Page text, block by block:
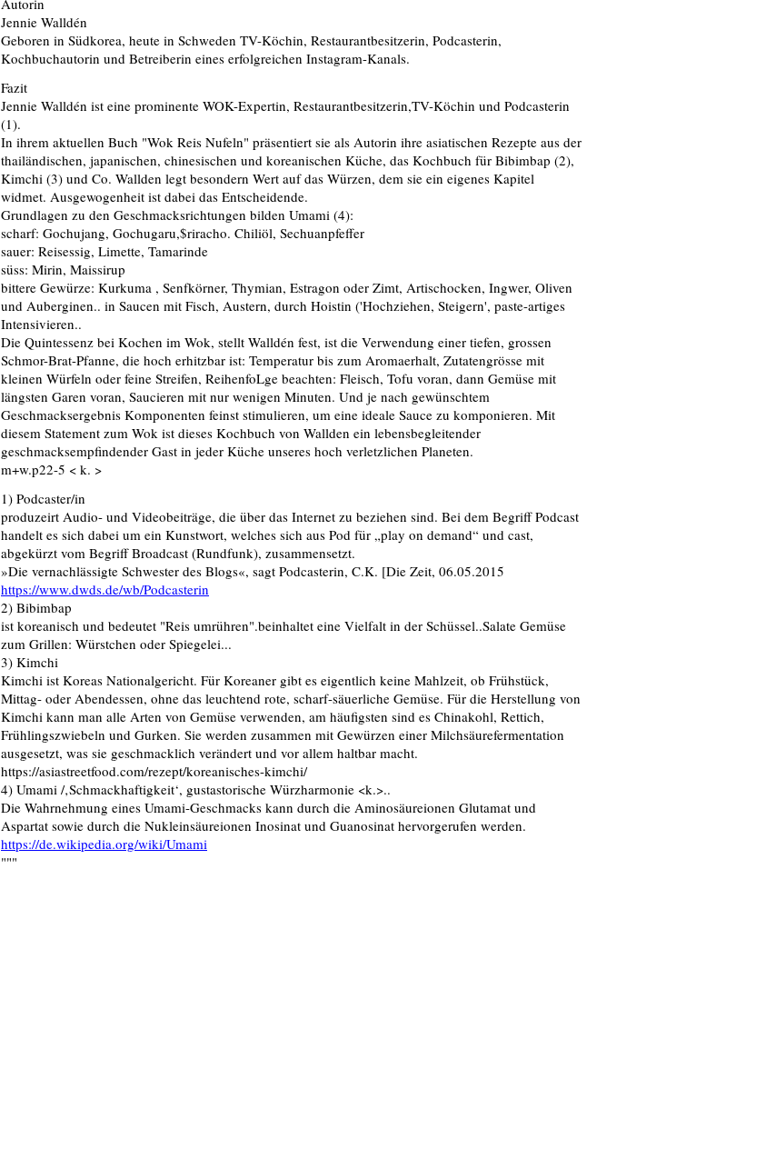
Autorin
Jennie Walldén
Geboren in Südkorea, heute in Schweden TV-Köchin, Restaurantbesitzerin, Podcasterin,
Kochbuchautorin und Betreiberin eines erfolgreichen Instagram-Kanals.
Fazit
Jennie Walldén ist eine prominente WOK-Expertin, Restaurantbesitzerin,TV-Köchin und Podcasterin
(1).
In ihrem aktuellen Buch "Wok Reis Nufeln" präsentiert sie als Autorin ihre asiatischen Rezepte aus der
thailändischen, japanischen, chinesischen und koreanischen Küche, das Kochbuch für Bibimbap (2),
Kimchi (3) und Co. Wallden legt besondern Wert auf das Würzen, dem sie ein eigenes Kapitel
widmet. Ausgewogenheit ist dabei das Entscheidende.
Grundlagen zu den Geschmacksrichtungen bilden Umami (4):
scharf: Gochujang, Gochugaru,$riracho. Chiliöl, Sechuanpfeffer
sauer: Reisessig, Limette, Tamarinde
süss: Mirin, Maissirup
bittere Gewürze: Kurkuma , Senfkörner, Thymian, Estragon oder Zimt, Artischocken, Ingwer, Oliven
und Auberginen.. in Saucen mit Fisch, Austern, durch Hoistin ('Hochziehen, Steigern', paste-artiges
Intensivieren..
Die Quintessenz bei Kochen im Wok, stellt Walldén fest, ist die Verwendung einer tiefen, grossen
Schmor-Brat-Pfanne, die hoch erhitzbar ist: Temperatur bis zum Aromaerhalt, Zutatengrösse mit
kleinen Würfeln oder feine Streifen, ReihenfoLge beachten: Fleisch, Tofu voran, dann Gemüse mit
längsten Garen voran, Saucieren mit nur wenigen Minuten. Und je nach gewünschtem
Geschmacksergebnis Komponenten feinst stimulieren, um eine ideale Sauce zu komponieren. Mit
diesem Statement zum Wok ist dieses Kochbuch von Wallden ein lebensbegleitender
geschmacksempfindender Gast in jeder Küche unseres hoch verletzlichen Planeten.
m+w.p22-5 < k. >
1) Podcaster/in
produzeirt Audio- und Videobeiträge, die über das Internet zu beziehen sind. Bei dem Begriff Podcast
handelt es sich dabei um ein Kunstwort, welches sich aus Pod für „play on demand“ und cast,
abgekürzt vom Begriff Broadcast (Rundfunk), zusammensetzt.
»Die vernachlässigte Schwester des Blogs«, sagt Podcasterin, C.K. [Die Zeit, 06.05.2015
https://www.dwds.de/wb/Podcasterin
2) Bibimbap
ist koreanisch und bedeutet "Reis umrühren".beinhaltet eine Vielfalt in der Schüssel..Salate Gemüse
zum Grillen: Würstchen oder Spiegelei...
3) Kimchi
Kimchi ist Koreas Nationalgericht. Für Koreaner gibt es eigentlich keine Mahlzeit, ob Frühstück,
Mittag- oder Abendessen, ohne das leuchtend rote, scharf-säuerliche Gemüse. Für die Herstellung von
Kimchi kann man alle Arten von Gemüse verwenden, am häufigsten sind es Chinakohl, Rettich,
Frühlingszwiebeln und Gurken. Sie werden zusammen mit Gewürzen einer Milchsäurefermentation
ausgesetzt, was sie geschmacklich verändert und vor allem haltbar macht.
https://asiastreetfood.com/rezept/koreanisches-kimchi/
4) Umami /‚Schmackhaftigkeit‘, gustastorische Würzharmonie <k.>..
Die Wahrnehmung eines Umami-Geschmacks kann durch die Aminosäureionen Glutamat und
Aspartat sowie durch die Nukleinsäureionen Inosinat und Guanosinat hervorgerufen werden.
https://de.wikipedia.org/wiki/Umami
"""